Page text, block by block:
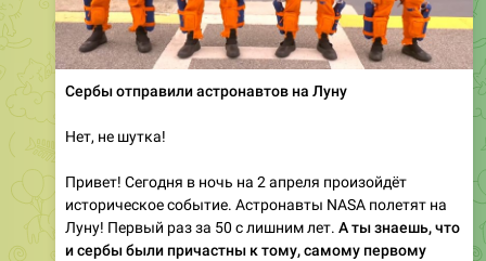
Сербы отправили астронавтов на Луну
Нет, не шутка!
Привет! Сегодня в ночь на 2 апреля произойдёт
историческое событие. Астронавты NASA полетят на
Луну! Первый раз за 50 с лишним лет. А ты знаешь, что
и сербы были причастны к тому, самому первому